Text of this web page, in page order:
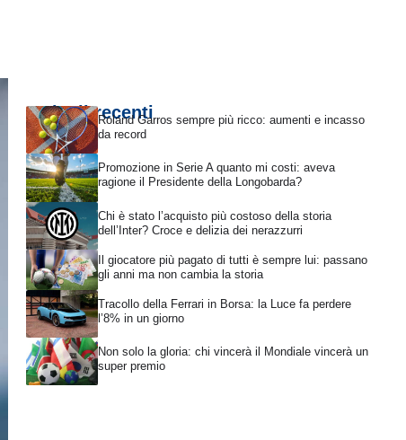
Articoli recentiRoland Garros sempre più ricco: aumenti e incasso
da record
Promozione in Serie A quanto mi costi: aveva
ragione il Presidente della Longobarda?
Chi è stato l’acquisto più costoso della storia
dell’Inter? Croce e delizia dei nerazzurri
Il giocatore più pagato di tutti è sempre lui: passano
gli anni ma non cambia la storia
Tracollo della Ferrari in Borsa: la Luce fa perdere
l’8% in un giorno
Non solo la gloria: chi vincerà il Mondiale vincerà un
super premio